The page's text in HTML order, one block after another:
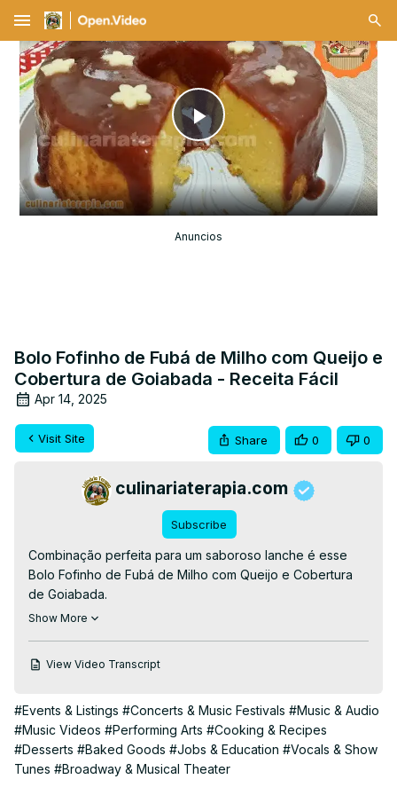
menu
Play
Video
Anuncios
Bolo Fofinho de Fubá de Milho com Queijo e
Cobertura de Goiabada - Receita Fácil
Apr 14, 2025
Visit Site Share 0 0
culinariaterapia.com
Subscribe
Combinação perfeita para um saboroso lanche é esse
Bolo Fofinho de Fubá de Milho com Queijo e Cobertura
de Goiabada.
👉RECEITA ESCRITA👉
https://culinariaterapia.com/whatsapp/
#bolocomcobertura #goiabada
Show More
View Video Transcript
#Events & Listings #Concerts & Music Festivals #Music & Audio
#Music Videos #Performing Arts #Cooking & Recipes
#Desserts #Baked Goods #Jobs & Education #Vocals & Show
Tunes #Broadway & Musical Theater